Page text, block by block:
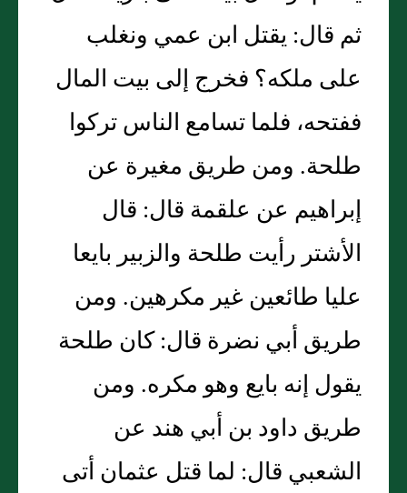
ثم قال: يقتل ابن عمي ونغلب
على ملكه؟ فخرج إلى بيت المال
ففتحه، فلما تسامع الناس تركوا
طلحة. ومن طريق مغيرة عن
إبراهيم عن علقمة قال: قال
الأشتر رأيت طلحة والزبير بايعا
عليا طائعين غير مكرهين. ومن
طريق أبي نضرة قال: كان طلحة
يقول إنه بايع وهو مكره. ومن
طريق داود بن أبي هند عن
الشعبي قال: لما قتل عثمان أتى